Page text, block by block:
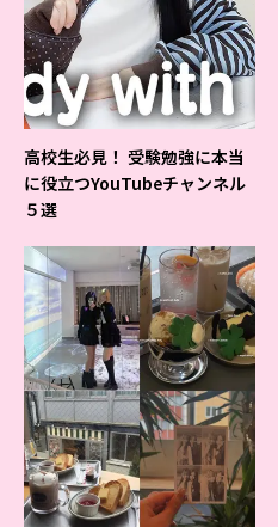
高校生必見！ 受験勉強に本当
に役立つYouTubeチャンネル
５選